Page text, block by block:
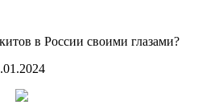
в России своими глазами?